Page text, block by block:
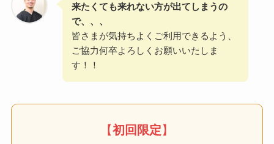
来たくても来れない方が出てしまうの
で、、、
皆さまが気持ちよくご利用できるよう、
ご協力何卒よろしくお願いいたしま
す！！
【初回限定】